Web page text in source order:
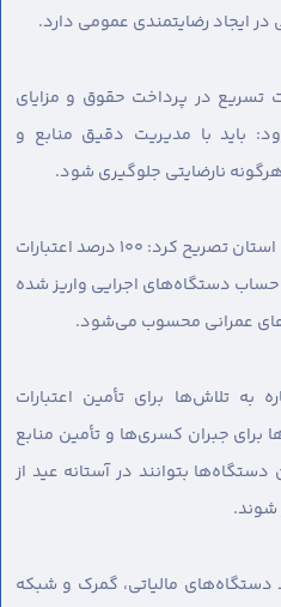
ایجاد رضایتمندی عمومی دارد.
تسریع در پرداخت حقوق و مزایای
باید با مدیریت دقیق منابع و
نارضایتی جلوگیری شود.
وی با اشاره به عملکرد موفق خزانه استان تصریح کرد: ۱۰۰ درصد اعتبارات
دستگاه‌های اجرایی واریز شده
عمرانی محسوب می‌شود.
به تلاش‌ها برای تأمین اعتبارات
برای جبران کسری‌ها و تأمین منابع
بتوانند در آستانه عید از
شوند.
دستگاه‌های مالیاتی، گمرک و شبکه